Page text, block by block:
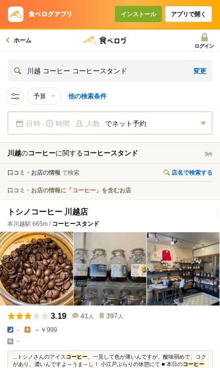
インストール アプリで開く
ホーム
ログイン
川越 コーヒー コーヒースタンド 変更
予算 他の検索条件
日時 時間 人数 でネット予約
川越のコーヒーに関するコーヒースタンド 9件
口コミ・お店の情報 で検索 店名で検索する
口コミ・お店の情報に 「コーヒー」 を含むお店
トシノコーヒー 川越店
本川越駅 665m / コーヒースタンド
3.19 41 人 397 人
- ～￥999
-
...トシノさんのアイス コーヒー 、一見して色が薄いんですが、酸味弱めで、コク
があり、濃いんですよ～うま～し！ 小江戸ぶらりの休憩にて ■ 本日のコーヒー